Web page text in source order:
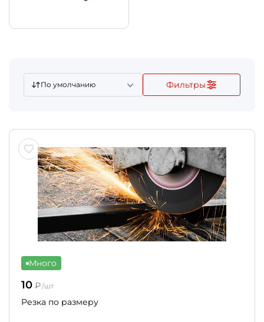
По умолчанию Фильтры
Много
10 ₽/шт
Резка по размеру